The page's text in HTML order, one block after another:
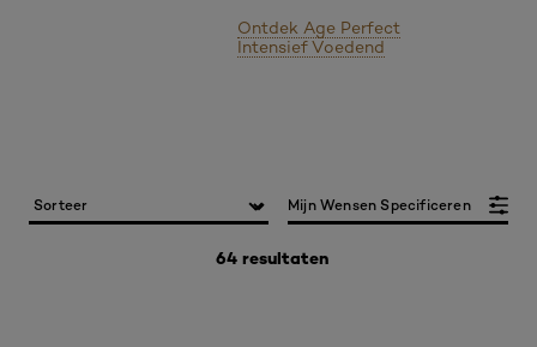
Ontdek Age Perfect
Intensief Voedend
64 resultaten
Mijn Wensen Specificeren